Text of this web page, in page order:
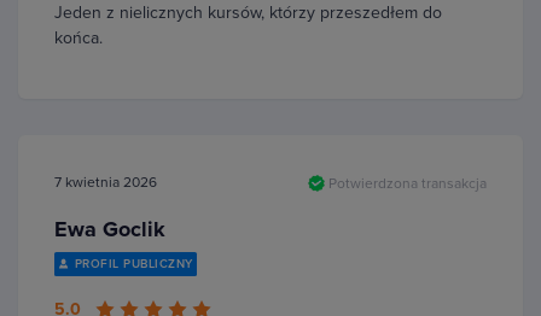
Jeden z nielicznych kursów, którzy przeszedłem do
końca.
7 kwietnia 2026 Potwierdzona transakcja
Ewa Goclik
PROFIL PUBLICZNY
5.0